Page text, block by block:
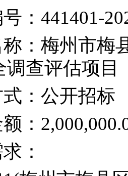
：441401-
：梅州市梅
查评估项目
：公开招标
：
：